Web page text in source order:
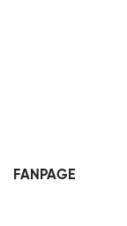
FANPAGE